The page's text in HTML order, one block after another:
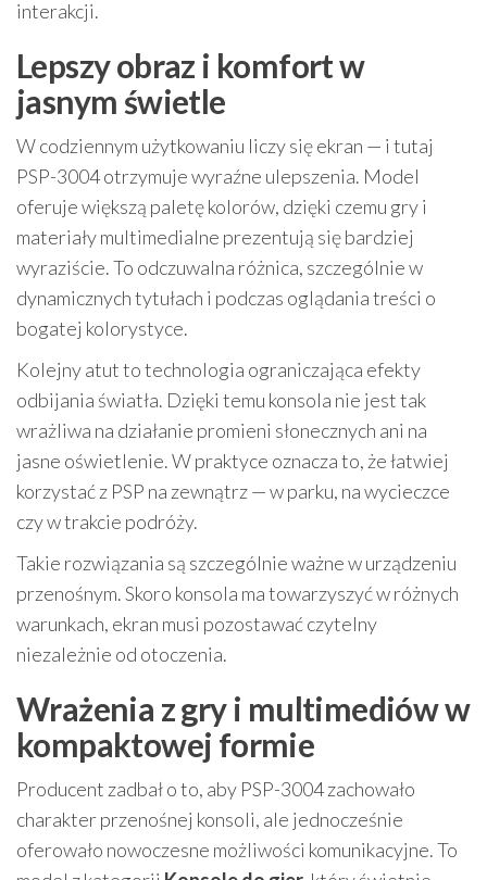
interakcji.
Lepszy obraz i komfort w
jasnym świetle
W codziennym użytkowaniu liczy się ekran — i tutaj
PSP-3004 otrzymuje wyraźne ulepszenia. Model
oferuje większą paletę kolorów, dzięki czemu gry i
materiały multimedialne prezentują się bardziej
wyraziście. To odczuwalna różnica, szczególnie w
dynamicznych tytułach i podczas oglądania treści o
bogatej kolorystyce.
Kolejny atut to technologia ograniczająca efekty
odbijania światła. Dzięki temu konsola nie jest tak
wrażliwa na działanie promieni słonecznych ani na
jasne oświetlenie. W praktyce oznacza to, że łatwiej
korzystać z PSP na zewnątrz — w parku, na wycieczce
czy w trakcie podróży.
Takie rozwiązania są szczególnie ważne w urządzeniu
przenośnym. Skoro konsola ma towarzyszyć w różnych
warunkach, ekran musi pozostawać czytelny
niezależnie od otoczenia.
Wrażenia z gry i multimediów w
kompaktowej formie
Producent zadbał o to, aby PSP-3004 zachowało
charakter przenośnej konsoli, ale jednocześnie
oferowało nowoczesne możliwości komunikacyjne. To